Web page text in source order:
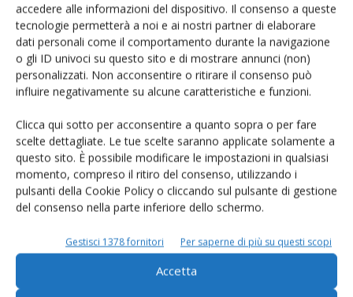
accedere alle informazioni del dispositivo. Il consenso a queste
tecnologie permetterà a noi e ai nostri partner di elaborare
dati personali come il comportamento durante la navigazione
o gli ID univoci su questo sito e di mostrare annunci (non)
personalizzati. Non acconsentire o ritirare il consenso può
influire negativamente su alcune caratteristiche e funzioni.
Clicca qui sotto per acconsentire a quanto sopra o per fare
scelte dettagliate. Le tue scelte saranno applicate solamente a
questo sito. È possibile modificare le impostazioni in qualsiasi
momento, compreso il ritiro del consenso, utilizzando i
pulsanti della Cookie Policy o cliccando sul pulsante di gestione
del consenso nella parte inferiore dello schermo.
Gestisci 1378 fornitori Per saperne di più su questi scopi
Accetta
Rimani aggiornato sul mondo
dell’agricoltura
Iscriviti alle nostre newsletter